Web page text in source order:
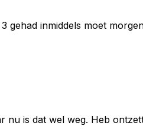
inmiddels moet
is dat wel weg. Heb